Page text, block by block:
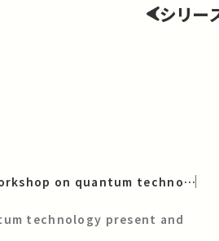
シリー
Japan-Denmark workshop on quantum technology [EN]
technology present and